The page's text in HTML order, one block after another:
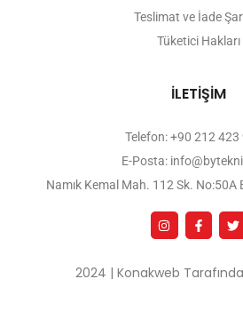
Teslimat ve İade
Tüketici Hakları
İLETİŞİM
Telefon: +90 212 423
E-Posta:
Namık Kemal Mah. 112 Sk. No:50A
2024 | Konakweb